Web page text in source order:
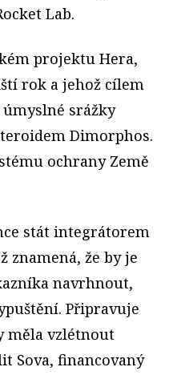
Lab.
projektu Hera,
rok a jehož cílem
srážky
Dimorphos.
ochrany Země
stát integrátorem
znamená, že by je
navrhnout,
Připravuje
měla vzlétnout
Sova, financovaný